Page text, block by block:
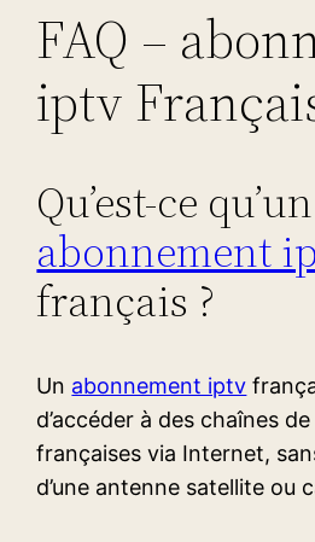
FAQ –
iptv
Qu’est-ce qu’un
abonnement
français ?
Un abonnement iptv
d’accéder à des chaînes
françaises via Internet,
d’une antenne satellite ou